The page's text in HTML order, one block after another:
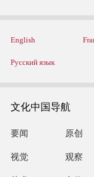
English
Русский язык
文化中国导航
要闻 原创
视觉 观察